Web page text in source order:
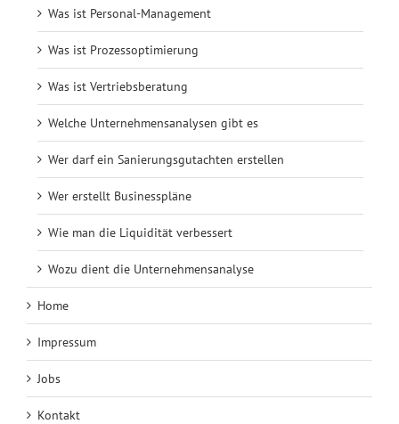
Was ist Personal-Management
Was ist Prozessoptimierung
Was ist Vertriebsberatung
Welche Unternehmensanalysen gibt es
Wer darf ein Sanierungsgutachten erstellen
Wer erstellt Businesspläne
Wie man die Liquidität verbessert
Wozu dient die Unternehmensanalyse
Home
Impressum
Jobs
Kontakt